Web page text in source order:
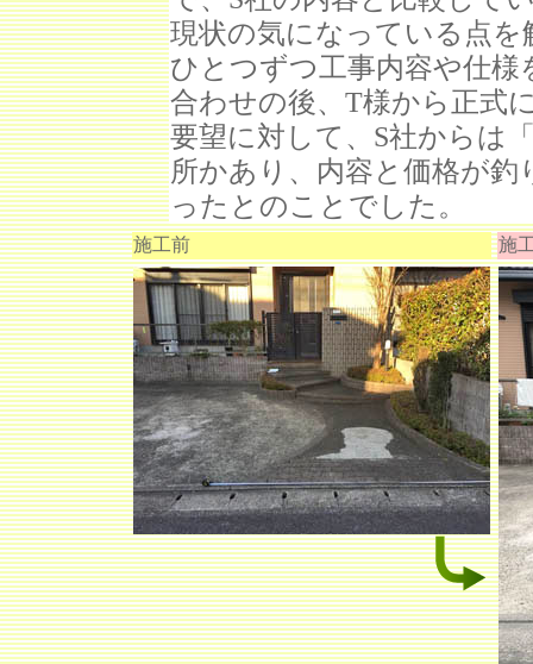
現状の気になっている点
ひとつずつ工事内容や仕
合わせの後、T様から正式
要望に対して、S社からは
所かあり、内容と価格が
ったとのことでした。
施工前 施